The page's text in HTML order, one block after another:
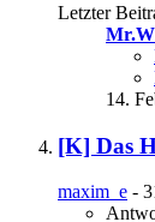
Letzter
14.
[K] Das
maxim_e -